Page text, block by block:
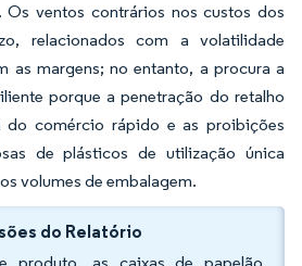
Os ventos contrários nos custos dos
relacionados com a volatilidade
as margens; no entanto, a procura a
porque a penetração do retalho
do comércio rápido e as proibições
de plásticos de utilização única
volumes de embalagem.
do Relatório